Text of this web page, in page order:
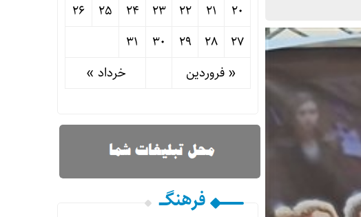
« فروردین خرداد »
20
21
22
23
24
25
26
27
28
29
30
31
فرهنگـــ